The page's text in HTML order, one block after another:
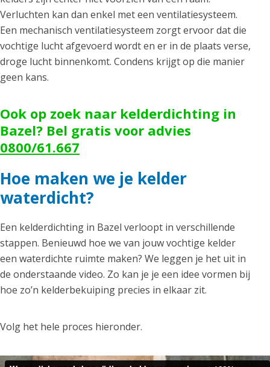
Verluchten kan dan enkel met een ventilatiesysteem.
Een mechanisch ventilatiesysteem zorgt ervoor dat die
vochtige lucht afgevoerd wordt en er in de plaats verse,
droge lucht binnenkomt. Condens krijgt op die manier
geen kans.
Ook op zoek naar kelderdichting in
Bazel? Bel gratis voor advies
0800/61.667
Hoe maken we je kelder
waterdicht?
Een kelderdichting in Bazel verloopt in verschillende
stappen. Benieuwd hoe we van jouw vochtige kelder
een waterdichte ruimte maken? We leggen je het uit in
de onderstaande video. Zo kan je je een idee vormen bij
hoe zo’n kelderbekuiping precies in elkaar zit.
Volg het hele proces hieronder.